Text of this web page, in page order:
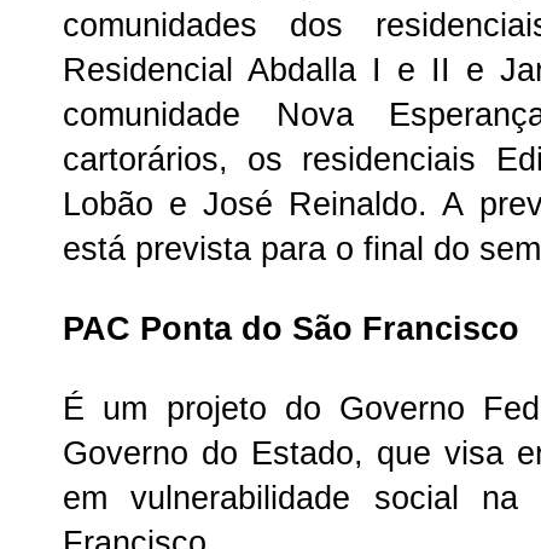
comunidades dos
Residencial Abdalla I e II e
comunidade Nova
cartorários, os residenciais
Lobão e José Reinaldo. A
está prevista para o final do
PAC Ponta do São Francisco
É um projeto do Governo
Governo do Estado, que visa
em vulnerabilidade social